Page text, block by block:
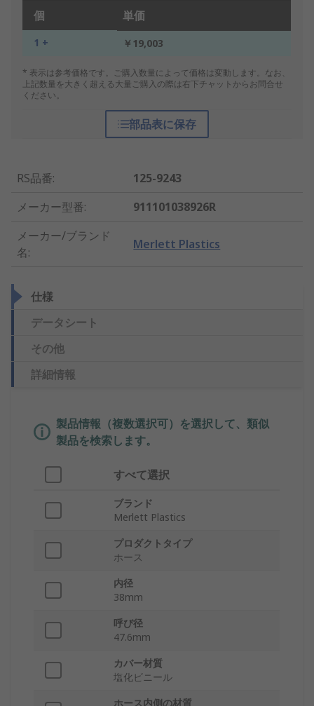
個 単価
1 + ￥19,003
* 表示は参考価格です。ご購入数量によって価格は変動します。なお、
上記数量を大きく超える大量ご購入の際は右下チャットからお問合せ
ください。
部品表に保存
RS品番:
125-9243
メーカー型番:
911101038926R
メーカー/ブランド
名:
Merlett Plastics
仕様
データシート
その他
詳細情報
製品情報（複数選択可）を選択して、類似
製品を検索します。
すべて選択
ブランド
Merlett Plastics
プロダクトタイプ
ホース
内径
38mm
呼び径
47.6mm
カバー材質
塩化ビニール
ホース内側の材質